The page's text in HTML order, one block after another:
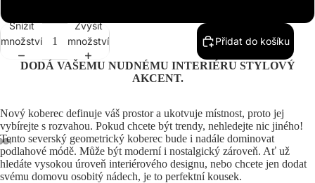
Snížit
množství
Zvýšit
množství
Přidat do košíku
DODÁ VAŠEMU NUDNÉMU INTERIÉRU STYLOVÝ
AKCENT.
Nový koberec definuje váš prostor a ukotvuje místnost, proto jej
vybírejte s rozvahou. Pokud chcete být trendy, nehledejte nic jiného!
Tento severský geometrický koberec bude i nadále dominovat
podlahové módě. Může být moderní i nostalgický zároveň. Ať už
hledáte vysokou úroveň interiérového designu, nebo chcete jen dodat
svému domovu osobitý nádech, je to perfektní kousek.